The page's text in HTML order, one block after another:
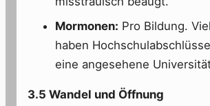
Mormonen: Pro Bildung.
haben
eine angesehene
3.5 Wandel und Öffnung